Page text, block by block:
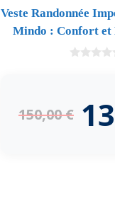
Veste Randonnée
Mindo : Confort et
150,00€